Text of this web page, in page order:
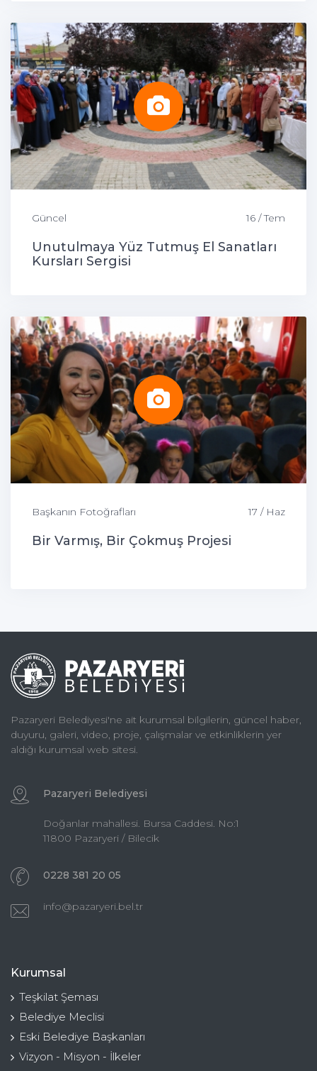
Güncel 16 / Tem
Unutulmaya Yüz Tutmuş El Sanatları
Kursları Sergisi
Başkanın Fotoğrafları 17 / Haz
Bir Varmış, Bir Çokmuş Projesi
Pazaryeri Belediyesi'ne ait kurumsal bilgilerin, güncel haber,
duyuru, galeri, video, proje, çalışmalar ve etkinliklerin yer
aldığı kurumsal web sitesi.
Pazaryeri Belediyesi
Doğanlar mahallesi. Bursa Caddesi. No:1
11800 Pazaryeri / Bilecik
0228 381 20 05
info@pazaryeri.bel.tr
Kurumsal
Teşkilat Şeması
Belediye Meclisi
Eski Belediye Başkanları
Vizyon - Misyon - İlkeler